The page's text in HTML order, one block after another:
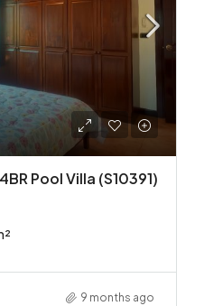
Pool Villa (S10391)
9 months ago